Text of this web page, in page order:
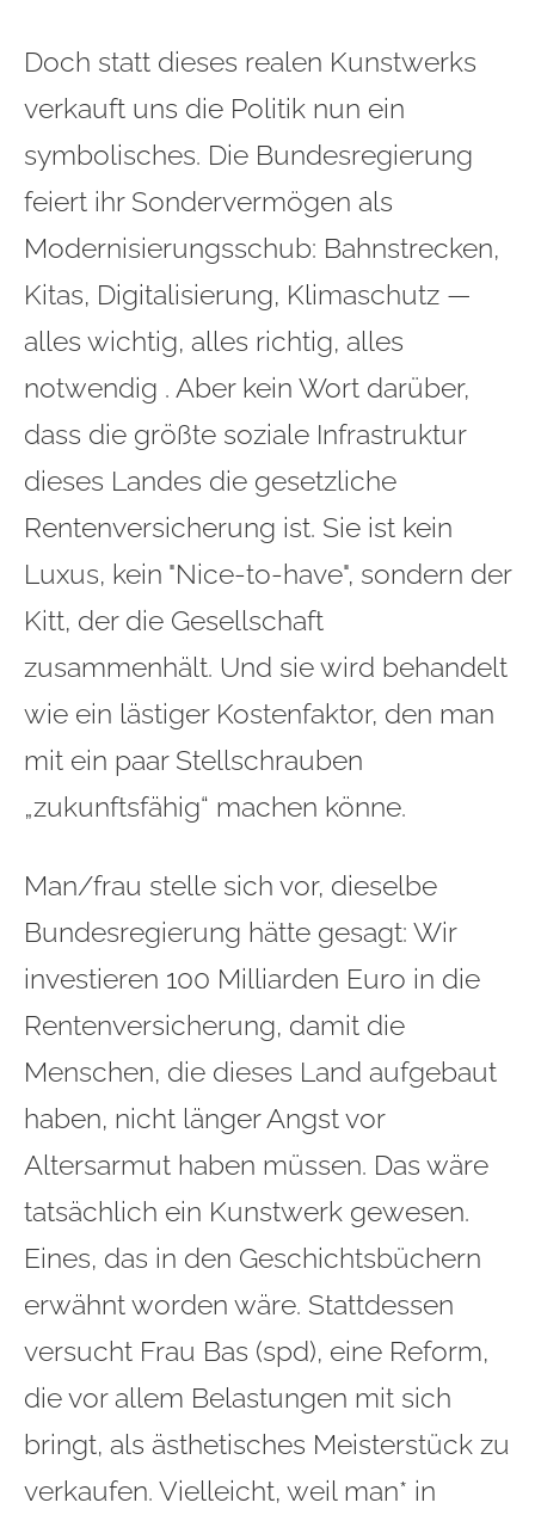
Doch statt dieses realen Kunstwerks
verkauft uns die Politik nun ein
symbolisches. Die Bundesregierung
feiert ihr Sondervermögen als
Modernisierungsschub: Bahnstrecken,
Kitas, Digitalisierung, Klimaschutz —
alles wichtig, alles richtig, alles
notwendig . Aber kein Wort darüber,
dass die größte soziale Infrastruktur
dieses Landes die gesetzliche
Rentenversicherung ist. Sie ist kein
Luxus, kein "Nice-to-have", sondern der
Kitt, der die Gesellschaft
zusammenhält. Und sie wird behandelt
wie ein lästiger Kostenfaktor, den man
mit ein paar Stellschrauben
„zukunftsfähig“ machen könne.
Man/frau stelle sich vor, dieselbe
Bundesregierung hätte gesagt: Wir
investieren 100 Milliarden Euro in die
Rentenversicherung, damit die
Menschen, die dieses Land aufgebaut
haben, nicht länger Angst vor
Altersarmut haben müssen. Das wäre
tatsächlich ein Kunstwerk gewesen.
Eines, das in den Geschichtsbüchern
erwähnt worden wäre. Stattdessen
versucht Frau Bas (spd), eine Reform,
die vor allem Belastungen mit sich
bringt, als ästhetisches Meisterstück zu
verkaufen. Vielleicht, weil man* in